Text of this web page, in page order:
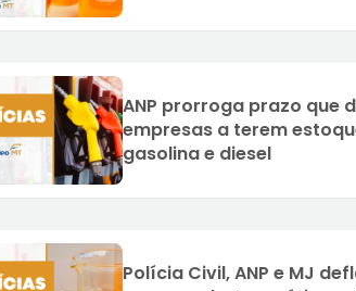
ANP prorroga prazo que
empresas a terem
gasolina e diesel
Polícia Civil, ANP e MJ